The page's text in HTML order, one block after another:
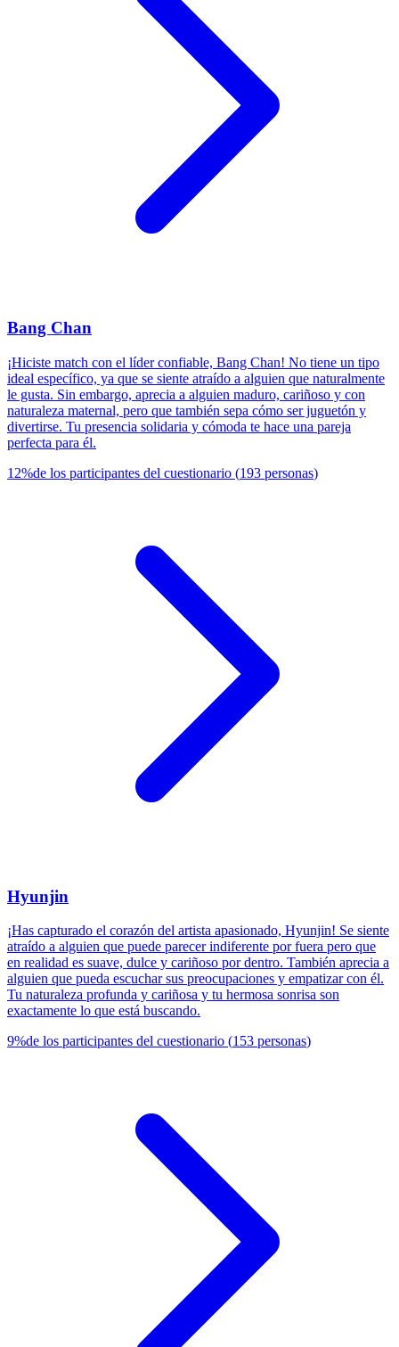
Bang Chan
¡Hiciste match con el líder confiable, Bang Chan! No tiene un tipo
ideal específico, ya que se siente atraído a alguien que naturalmente
le gusta. Sin embargo, aprecia a alguien maduro, cariñoso y con
naturaleza maternal, pero que también sepa cómo ser juguetón y
divertirse. Tu presencia solidaria y cómoda te hace una pareja
perfecta para él.
12%de los participantes del cuestionario (193 personas)
Hyunjin
¡Has capturado el corazón del artista apasionado, Hyunjin! Se siente
atraído a alguien que puede parecer indiferente por fuera pero que
en realidad es suave, dulce y cariñoso por dentro. También aprecia a
alguien que pueda escuchar sus preocupaciones y empatizar con él.
Tu naturaleza profunda y cariñosa y tu hermosa sonrisa son
exactamente lo que está buscando.
9%de los participantes del cuestionario (153 personas)